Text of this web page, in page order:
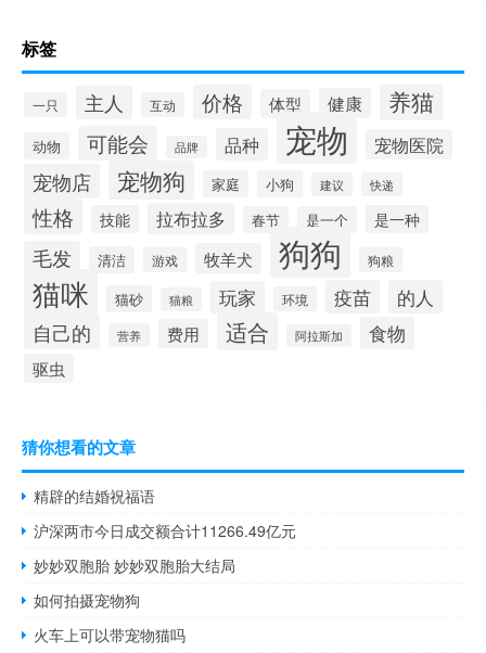
标签
一只 主人 互动 价格 体型 健康 养猫
动物 可能会 品牌 品种 宠物 宠物医院
宠物店 宠物狗 家庭 小狗 建议 快递
性格 技能 拉布拉多 春节 是一个 是一种
毛发 清洁 游戏 牧羊犬 狗狗 狗粮
猫咪 猫砂 猫粮 玩家 环境 疫苗 的人
自己的 营养 费用 适合 阿拉斯加 食物
驱虫
猜你想看的文章
精辟的结婚祝福语
沪深两市今日成交额合计11266.49亿元
妙妙双胞胎 妙妙双胞胎大结局
如何拍摄宠物狗
火车上可以带宠物猫吗